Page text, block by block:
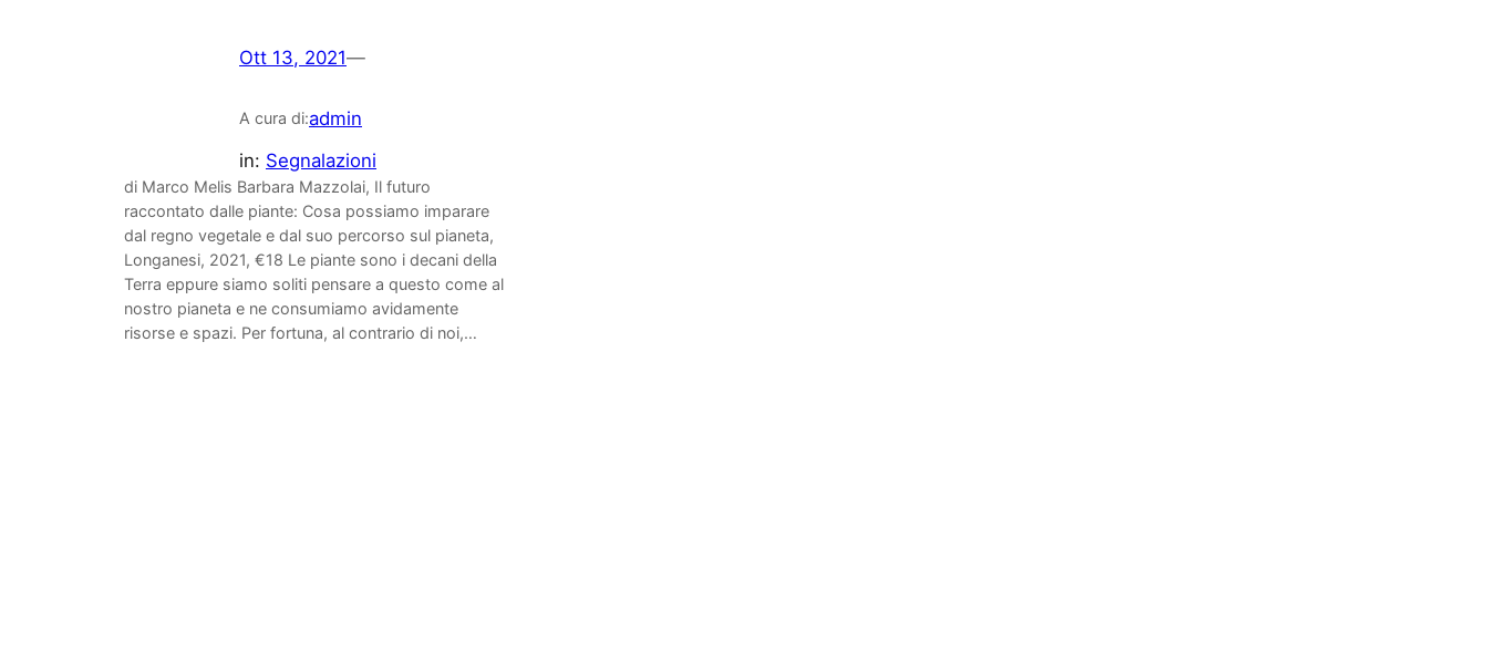
Ott 13, 2021—
A cura di:admin
in: Segnalazioni
di Marco Melis Barbara Mazzolai, Il futuro
raccontato dalle piante: Cosa possiamo imparare
dal regno vegetale e dal suo percorso sul pianeta,
Longanesi, 2021, €18 Le piante sono i decani della
Terra eppure siamo soliti pensare a questo come al
nostro pianeta e ne consumiamo avidamente
risorse e spazi. Per fortuna, al contrario di noi,…